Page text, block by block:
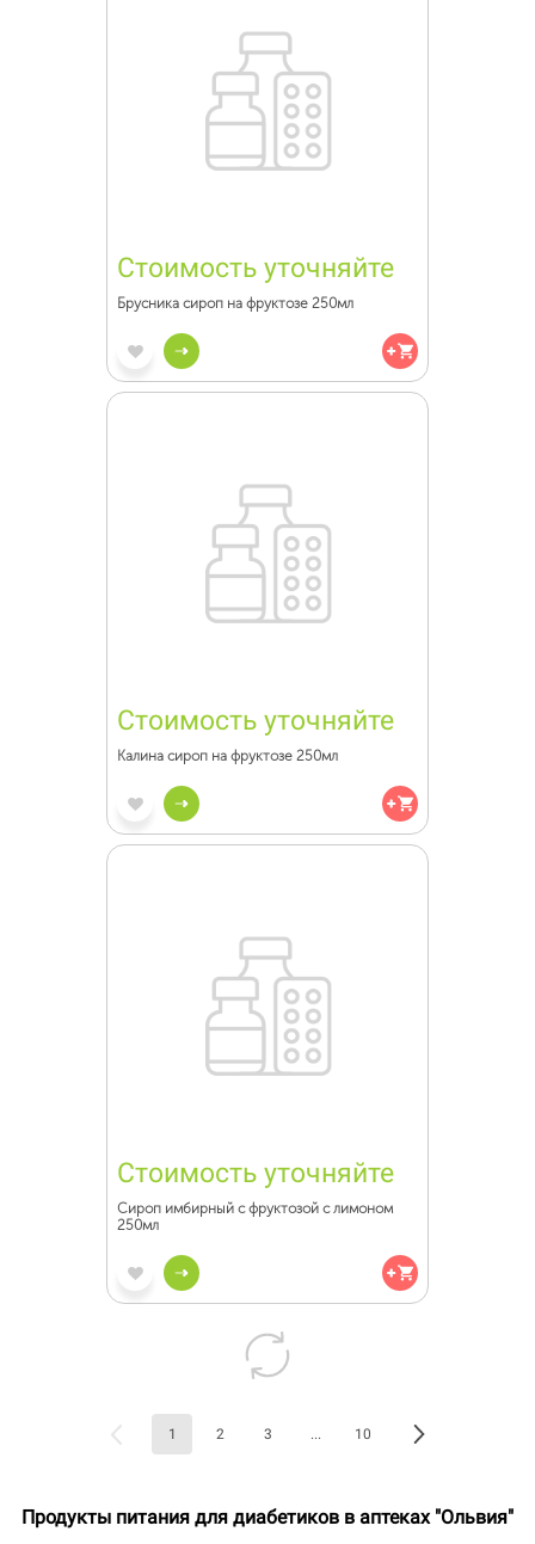
Стоимость уточняйте
Брусника сироп на фруктозе 250мл
Стоимость уточняйте
Калина сироп на фруктозе 250мл
Стоимость уточняйте
Сироп имбирный с фруктозой с лимоном
250мл
1 2 3 ... 10
Продукты питания для диабетиков в аптеках "Ольвия"